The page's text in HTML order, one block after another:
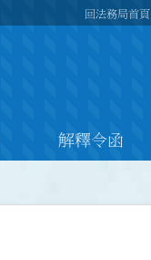
回法務局首頁
解釋令函